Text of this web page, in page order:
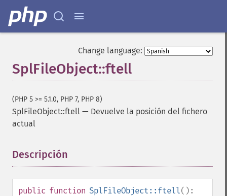
Change language:
SplFileObject::ftell
(PHP 5 >= 5.1.0, PHP 7, PHP 8)
SplFileObject::ftell — Devuelve la posición del fichero
actual
Descripción
public function SplFileObject::ftell():